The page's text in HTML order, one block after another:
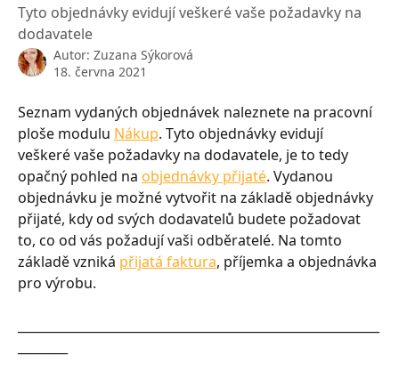
Tyto objednávky evidují veškeré vaše požadavky na
dodavatele
Autor: Zuzana Sýkorová
18. června 2021
Seznam vydaných objednávek naleznete na pracovní
ploše modulu Nákup. Tyto objednávky evidují
veškeré vaše požadavky na dodavatele, je to tedy
opačný pohled na objednávky přijaté. Vydanou
objednávku je možné vytvořit na základě objednávky
přijaté, kdy od svých dodavatelů budete požadovat
to, co od vás požadují vaši odběratelé. Na tomto
základě vzniká přijatá faktura, příjemka a objednávka
pro výrobu.